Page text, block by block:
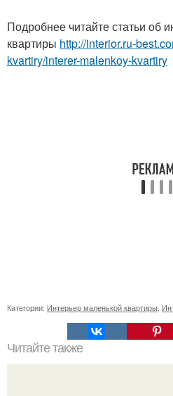
Подробнее читайте статьи об
квартиры http://interior.ru-
kvartiry/interer-malenkoy-kvartiry
Категории: Интерьер маленькой квартиры
Читайте также